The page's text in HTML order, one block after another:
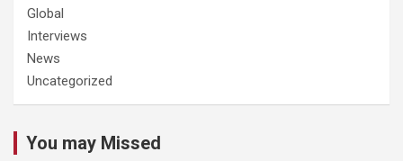
Global
Interviews
News
Uncategorized
You may Missed